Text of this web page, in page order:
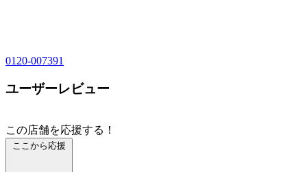
0120-007391
ユーザーレビュー
この店舗を応援する！
ここから応援